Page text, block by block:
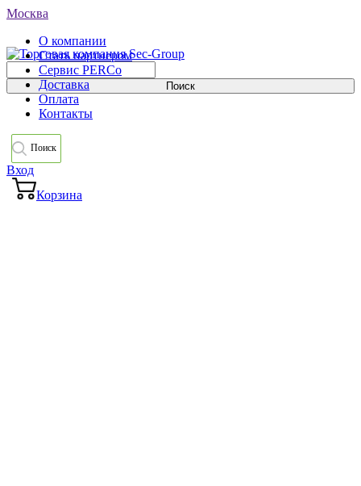
Москва
О компании
Стать партнером
Сервис PERCo
Доставка
Оплата
Контакты
Поиск
Вход
Корзина